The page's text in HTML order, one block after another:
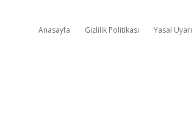
Anasayfa Gizlilik Politikası Yasal Uyarı